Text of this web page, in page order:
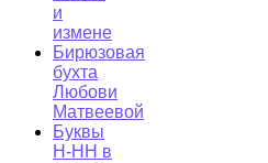
и
измене
Бирюзовая
бухта
Любови
Матвеевой
Буквы
Н-НН в